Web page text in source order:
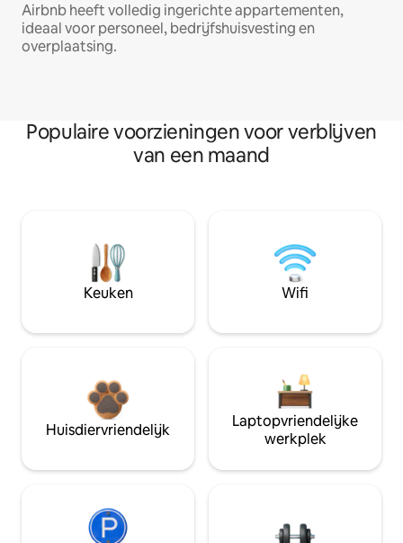
Airbnb heeft volledig ingerichte appartementen,
ideaal voor personeel, bedrijfshuisvesting en
overplaatsing.
Populaire voorzieningen voor verblijven
van een maand
Keuken Wifi
Huisdiervriendelijk
Laptopvriendelijke
werkplek